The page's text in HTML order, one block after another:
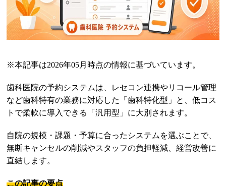
※本記事は2026年05月時点の情報に基づいています。
歯科医院の予約システムは、レセコン連携やリコール管理
など歯科特有の業務に対応した「歯科特化型」と、低コス
トで柔軟に導入できる「汎用型」に大別されます。
自院の規模・課題・予算に合ったシステムを選ぶことで、
無断キャンセルの削減やスタッフの負担軽減、経営改善に
直結します。
この記事の要点